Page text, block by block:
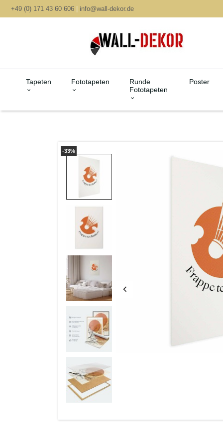
+49 (0) 171 43 60 606 | info@wall-dekor.de
Tapeten Fototapeten
Runde
Fototapeten
Poster
-33%